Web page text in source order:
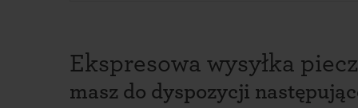
Ekspresowa wysyłka
masz do dyspozycji